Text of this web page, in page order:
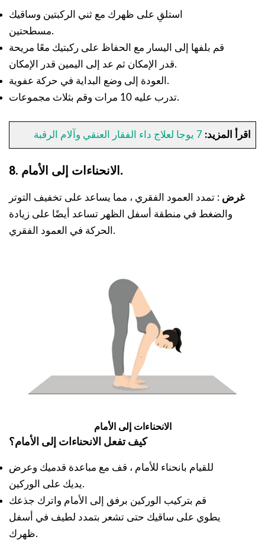
استلقِ على ظهرك مع ثني الركبتين وساقيك
مسطحتين.
قم بلفها إلى اليسار مع الحفاظ على ركبتيك معًا مريحة
قدر الإمكان ثم عد إلى اليمين قدر الإمكان.
العودة إلى وضع البداية في حركة عفوية.
تدرب عليه 10 مرات وقم بثلاث مجموعات.
اقرأ المزيد: 7 يوجا لعلاج داء الفقار العنقي وآلام الرقبة
8. الانحناءات إلى الأمام .
غرض : تمدد العمود الفقري ، مما يساعد على تخفيف التوتر
والضغط في منطقة أسفل الظهر تساعد أيضًا على زيادة
الحركة في العمود الفقري.
الانحناءات إلى الأمام
كيف تفعل الانحناءات إلى الأمام؟
للقيام بانحناء للأمام ، قف مع مباعدة قدميك وعرض
يديك على الوركين.
قم بتركيب الوركين برفق إلى الأمام واترك جذعك
يطوي على ساقيك حتى تشعر بتمدد لطيف في أسفل
ظهرك.